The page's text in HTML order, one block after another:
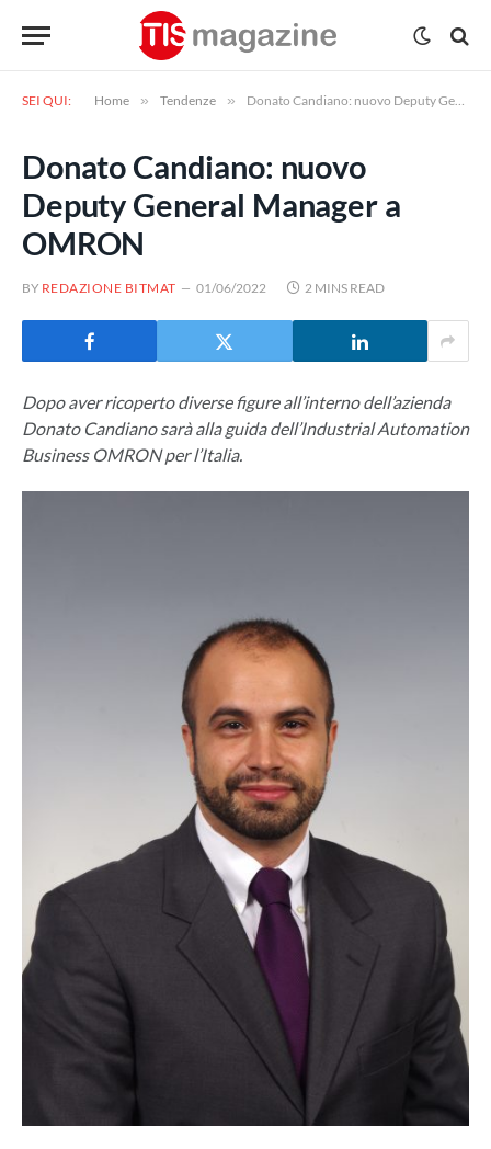
SEI QUI: Home » Tendenze » Donato Candiano: nuovo Deputy General Manager a OMRON
Donato Candiano: nuovo
Deputy General Manager a
OMRON
BY REDAZIONE BITMAT 01/06/2022 2 MINS READ
Dopo aver ricoperto diverse figure all’interno dell’azienda
Donato Candiano sarà alla guida dell’Industrial Automation
Business OMRON per l’Italia.